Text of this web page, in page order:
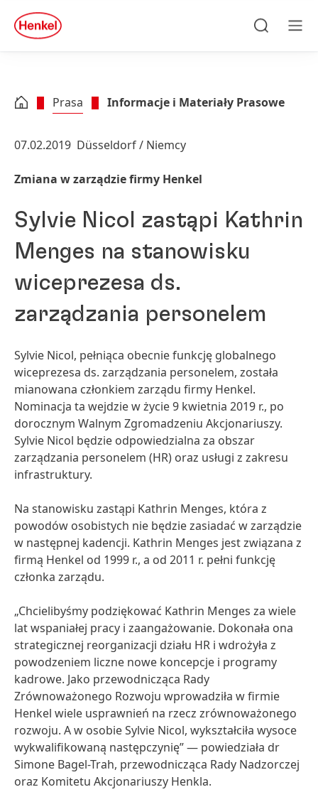
Skip to footer
quick
search
Prasa Informacje i Materiały Prasowe
07.02.2019 Düsseldorf / Niemcy
Zmiana w zarządzie firmy Henkel
Sylvie Nicol zastąpi Kathrin
Menges na stanowisku
wiceprezesa ds.
zarządzania personelem
Sylvie Nicol, pełniąca obecnie funkcję globalnego
wiceprezesa ds. zarządzania personelem, została
mianowana członkiem zarządu firmy Henkel.
Nominacja ta wejdzie w życie 9 kwietnia 2019 r., po
dorocznym Walnym Zgromadzeniu Akcjonariuszy.
Sylvie Nicol będzie odpowiedzialna za obszar
zarządzania personelem (HR) oraz usługi z zakresu
infrastruktury.
Na stanowisku zastąpi Kathrin Menges, która z
powodów osobistych nie będzie zasiadać w zarządzie
w następnej kadencji. Kathrin Menges jest związana z
firmą Henkel od 1999 r., a od 2011 r. pełni funkcję
członka zarządu.
„Chcielibyśmy podziękować Kathrin Menges za wiele
lat wspaniałej pracy i zaangażowanie. Dokonała ona
strategicznej reorganizacji działu HR i wdrożyła z
powodzeniem liczne nowe koncepcje i programy
kadrowe. Jako przewodnicząca Rady
Zrównoważonego Rozwoju wprowadziła w firmie
Henkel wiele usprawnień na rzecz zrównoważonego
rozwoju. A w osobie Sylvie Nicol, wykształciła wysoce
wykwalifikowaną następczynię” — powiedziała dr
Simone Bagel-Trah, przewodnicząca Rady Nadzorczej
oraz Komitetu Akcjonariuszy Henkla.